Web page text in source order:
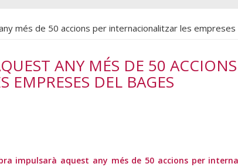
més de 50 accions per internacionalitzar les
ANY MÉS DE 50
EMPRESES DEL BAGES
impulsarà aquest any més de 50 accions per